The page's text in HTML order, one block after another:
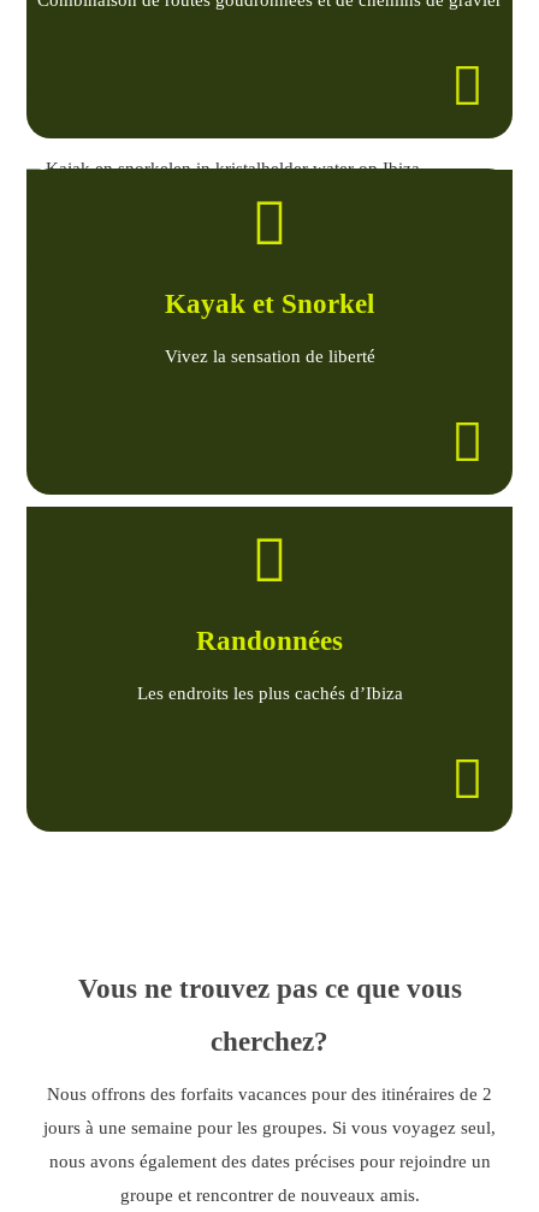
Kayak et Snorkel
Vivez la sensation de liberté
Randonnées
Les endroits les plus cachés d’Ibiza
Vous ne trouvez pas ce que vous
cherchez?
Nous offrons des forfaits vacances pour des itinéraires de 2
jours à une semaine pour les groupes. Si vous voyagez seul,
nous avons également des dates précises pour rejoindre un
groupe et rencontrer de nouveaux amis.